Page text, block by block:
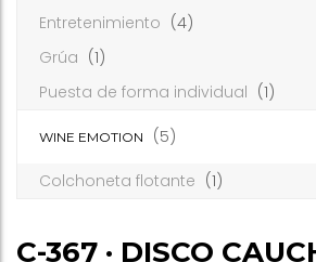
Entretenimiento (4)
Grúa (1)
Puesta de forma individual (1)
WINE EMOTION (5)
Colchoneta flotante (1)
C-367 · DISCO